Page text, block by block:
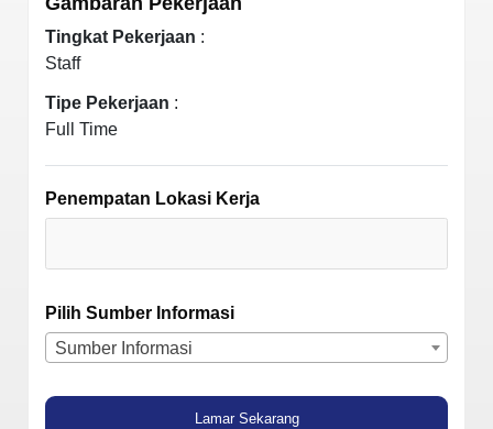
Tingkat Pekerjaan :
Staff
Tipe Pekerjaan :
Full Time
Penempatan Lokasi Kerja
Pilih Sumber Informasi
Sumber Informasi
Lamar Sekarang